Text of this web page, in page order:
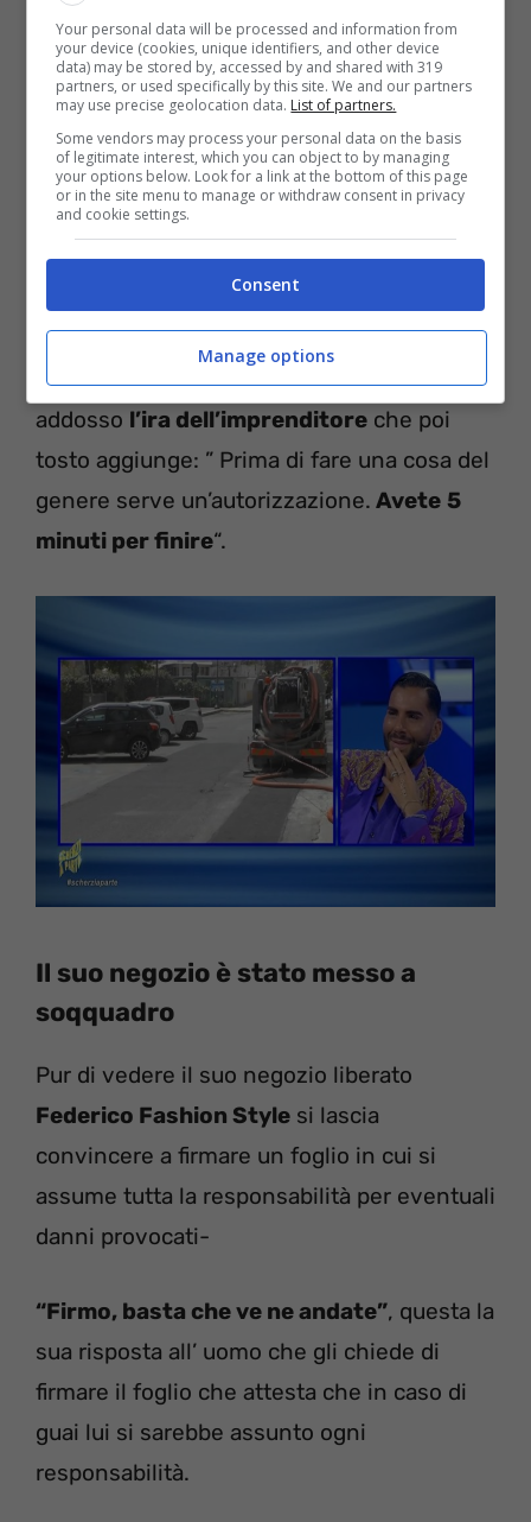
Il parrucchiere è una vera e propria furia e
appena arrivato chiede spiegazioni e di
mettersi in contatto con il capo: “Questa è
casa mia, a voi chi vi ha chiamato?”
inveisce Federico contro i malcapitati della
fittizia ditta Spurghissimi che si ritrovano
addosso l’ira dell’imprenditore che poi
tosto aggiunge: ” Prima di fare una cosa del
genere serve un’autorizzazione. Avete 5
minuti per finire“.
Il suo negozio è stato messo a
soqquadro
Pur di vedere il suo negozio liberato
Federico Fashion Style si lascia
convincere a firmare un foglio in cui si
assume tutta la responsabilità per eventuali
danni provocati-
“Firmo, basta che ve ne andate”, questa la
sua risposta all’ uomo che gli chiede di
firmare il foglio che attesta che in caso di
guai lui si sarebbe assunto ogni
responsabilità.
Your personal data will be processed and information from
your device (cookies, unique identifiers, and other device
data) may be stored by, accessed by and shared with 319
partners, or used specifically by this site. We and our partners
may use precise geolocation data. List of partners.
Some vendors may process your personal data on the basis
of legitimate interest, which you can object to by managing
your options below. Look for a link at the bottom of this page
or in the site menu to manage or withdraw consent in privacy
and cookie settings.
Consent
Manage options